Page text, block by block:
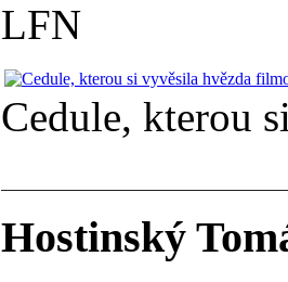
LFN
Cedule, kterou
Hostinský